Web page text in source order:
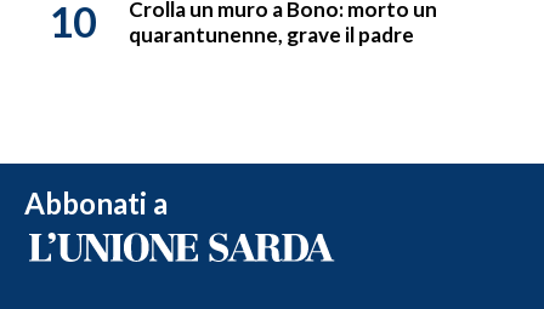
10
Crolla un muro a Bono: morto un
quarantunenne, grave il padre
Abbonati a